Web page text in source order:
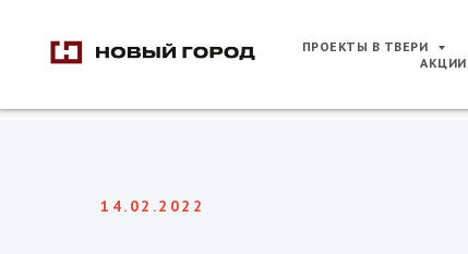
ПРОЕКТЫ В ТВЕРИ
АКЦИИ
14.02.2022